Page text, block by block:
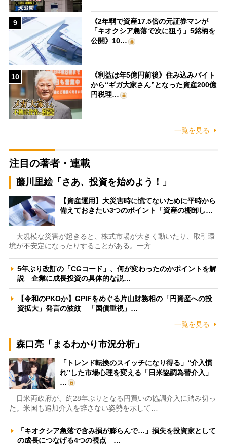
9
《2年弱で資産17.5倍の元証券マンが
「キオクシア急落で次に狙う」5銘柄を
公開》10…
10
《利益は年5億円前後》住み込みバイト
から“ギガ大家さん”となった資産200億
円税理…
一覧を見る
注目の著者・連載
藤川里絵「さあ、投資を始めよう！」
【資産運用】大災害時に慌てないために平時から
備えておきたい3つのポイント「資産の棚卸し…
大規模な災害が起きると、株式市場が大きく動いたり、取引環
境が不安定になったりすることがある。一方…
5年ぶり改訂の「CGコード」、何が変わったのかポイントを解
説 企業に成長投資の具体的な説…
【令和のPKOか】GPIFをめぐる片山財務相の「円資産への投
資拡大」発言の波紋 「国債重視」…
一覧を見る
森口亮「まるわかり市況分析」
「トレンド転換のスイッチになり得る」“介入慣
れ”した市場心理を変える「日米協調為替介入」
…
日米両政府が、約28年ぶりとなる円買いの協調介入に踏み切っ
た。米国も追加介入を辞さない姿勢を示して…
「キオクシア急落で含み損が膨らんで…」損失を投資家として
の成長につなげる4つの視点 …